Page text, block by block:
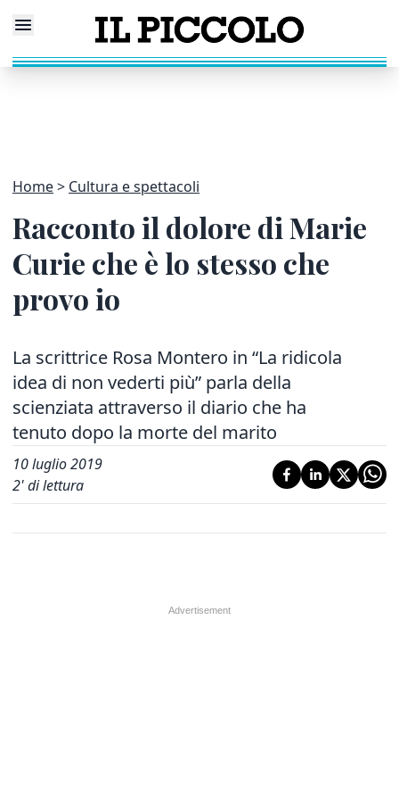
Home Cultura e spettacoli
Racconto il dolore di Marie
Curie che è lo stesso che
provo io
La scrittrice Rosa Montero in “La ridicola
idea di non vederti più” parla della
scienziata attraverso il diario che ha
tenuto dopo la morte del marito
10 luglio 2019
2' di lettura